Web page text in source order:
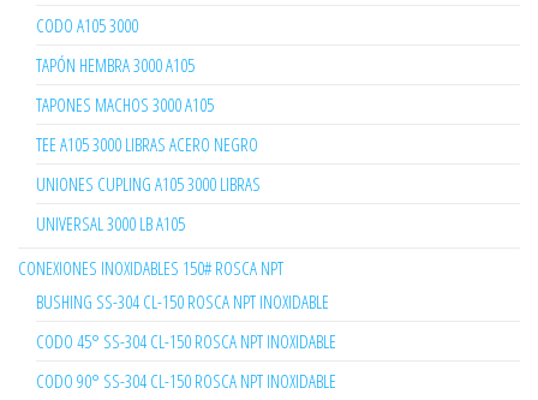
CODO A105 3000
TAPÓN HEMBRA 3000 A105
TAPONES MACHOS 3000 A105
TEE A105 3000 LIBRAS ACERO NEGRO
UNIONES CUPLING A105 3000 LIBRAS
UNIVERSAL 3000 LB A105
CONEXIONES INOXIDABLES 150# ROSCA NPT
BUSHING SS-304 CL-150 ROSCA NPT INOXIDABLE
CODO 45° SS-304 CL-150 ROSCA NPT INOXIDABLE
CODO 90° SS-304 CL-150 ROSCA NPT INOXIDABLE